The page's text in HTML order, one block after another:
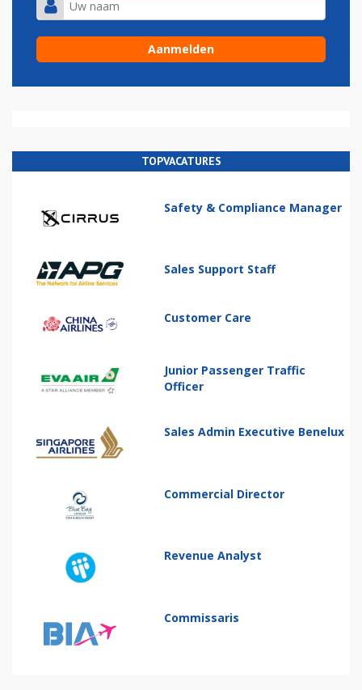
TOPVACATURES
Safety & Compliance Manager
Sales Support Staff
Customer Care
Junior Passenger Traffic
Officer
Sales Admin Executive Benelux
Commercial Director
Revenue Analyst
Commissaris